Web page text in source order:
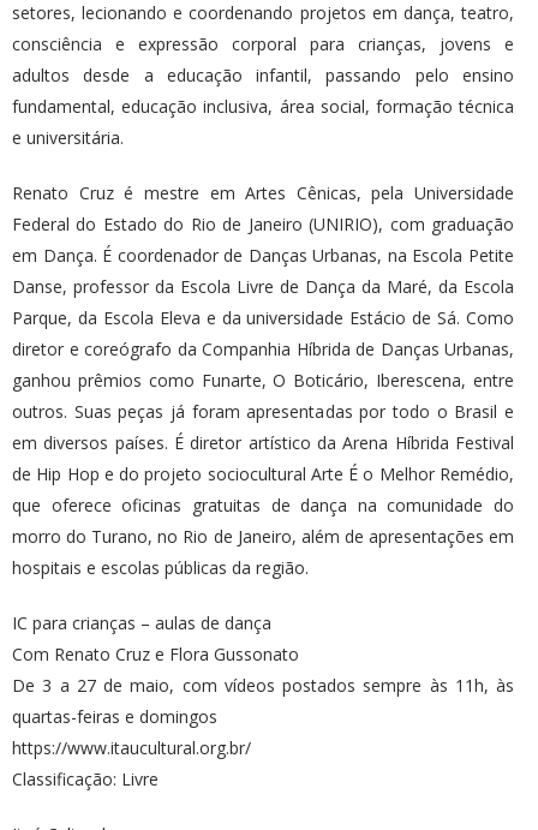
setores, lecionando e coordenando projetos em dança, teatro,
consciência e expressão corporal para crianças, jovens e
adultos desde a educação infantil, passando pelo ensino
fundamental, educação inclusiva, área social, formação técnica
e universitária.
Renato Cruz é mestre em Artes Cênicas, pela Universidade
Federal do Estado do Rio de Janeiro (UNIRIO), com graduação
em Dança. É coordenador de Danças Urbanas, na Escola Petite
Danse, professor da Escola Livre de Dança da Maré, da Escola
Parque, da Escola Eleva e da universidade Estácio de Sá. Como
diretor e coreógrafo da Companhia Híbrida de Danças Urbanas,
ganhou prêmios como Funarte, O Boticário, Iberescena, entre
outros. Suas peças já foram apresentadas por todo o Brasil e
em diversos países. É diretor artístico da Arena Híbrida Festival
de Hip Hop e do projeto sociocultural Arte É o Melhor Remédio,
que oferece oficinas gratuitas de dança na comunidade do
morro do Turano, no Rio de Janeiro, além de apresentações em
hospitais e escolas públicas da região.
IC para crianças – aulas de dança
Com Renato Cruz e Flora Gussonato
De 3 a 27 de maio, com vídeos postados sempre às 11h, às
quartas-feiras e domingos
https://www.itaucultural.org.br/
Classificação: Livre